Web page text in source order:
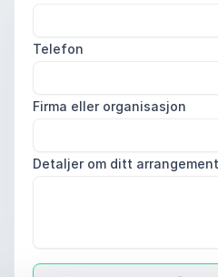
Telefon
Firma eller organisasjon
Detaljer om ditt arrangement